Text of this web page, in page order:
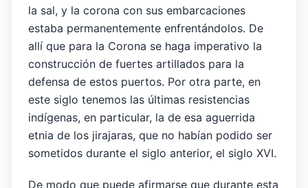
la sal, y la corona con sus embarcaciones
estaba permanentemente enfrentándolos. De
allí que para la Corona se haga imperativo la
construcción de fuertes artillados para la
defensa de estos puertos. Por otra parte, en
este siglo tenemos las últimas resistencias
indígenas, en particular, la de esa aguerrida
etnia de los jirajaras, que no habían podido ser
sometidos durante el siglo anterior, el siglo XVI.
De modo que puede afirmarse que durante esta